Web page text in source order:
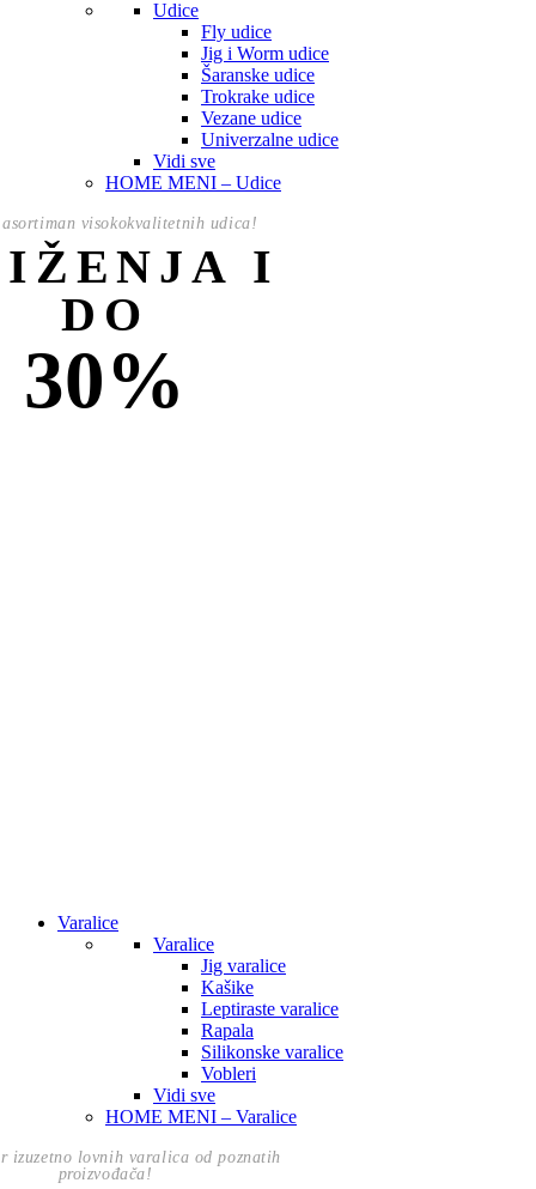
Udice
Fly udice
Jig i Worm udice
Šaranske udice
Trokrake udice
Vezane udice
Univerzalne udice
Vidi sve
HOME MENI – Udice
visokokvalitetnih udica!
I
DO
30%
Varalice
Varalice
Jig varalice
Kašike
Leptiraste varalice
Rapala
Silikonske varalice
Vobleri
Vidi sve
HOME MENI – Varalice
izuzetno lovnih varalica od poznatih
proizvođača!